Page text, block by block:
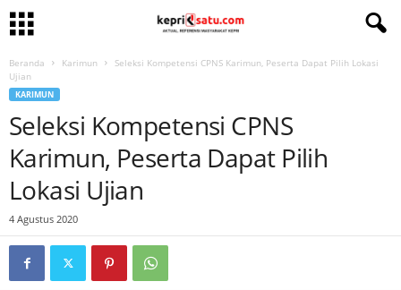
Beranda Karimun
Seleksi Kompetensi CPNS Karimun, Peserta Dapat Pilih Lokasi
Ujian
KARIMUN
Seleksi Kompetensi CPNS
Karimun, Peserta Dapat Pilih
Lokasi Ujian
4 Agustus 2020